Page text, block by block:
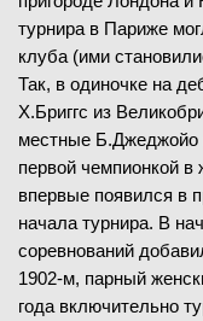
28.05.2026
ЗАВЕРШЁН
В Рафаэль
Бен Шелтон
1-й сет
2-й сет
3-й сет
28.05.2026
ЗАВЕРШЁН
В Кори
Майар
1-й сет
2-й сет
турнира в Париже
клуба (ими
Так, в одиночке на
Х.Бриггс из
местные Б.Джеджойо
первой чемпионкой
впервые появился в
начала турнира. В
соревнований
1902-м, парный
года включительно